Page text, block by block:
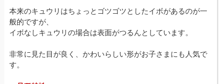
本来のキュウリはちょっとゴツゴツとしたイボがあるのが一
般的ですが、
イボなしキュウリの場合は表面がつるんとしています。
非常に見た目が良く、かわいらしい形がお子さまにも人気で
す。